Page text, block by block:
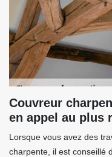
Couvreur
en appel au plus
Lorsque vous avez des
charpente, il est conseillé